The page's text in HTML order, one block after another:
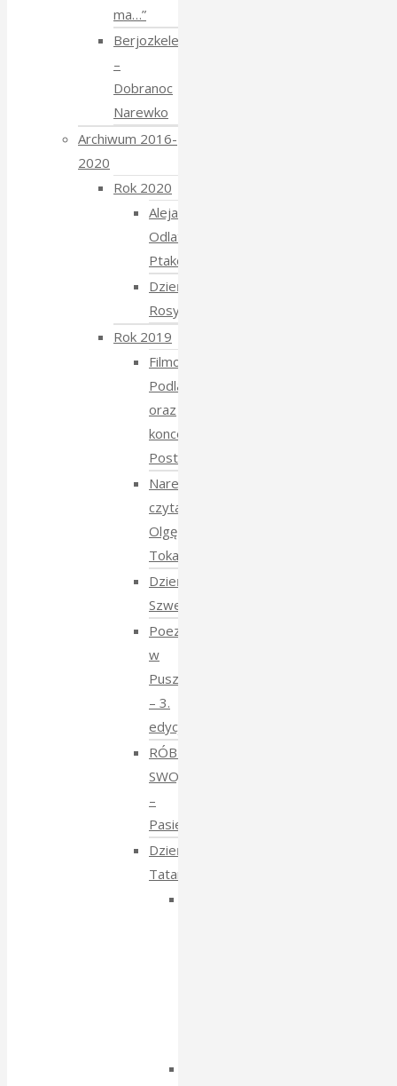
ma…”
Berjozkele
–
Dobranoc
Narewko
Archiwum 2016-
2020
Rok 2020
Aleja
Odlatujących
Ptaków
Dzień
Rosyjski
Rok 2019
Filmowe
Podlasie
oraz
koncert
Postmana
Narewka
czyta
Olgę
Tokarczuk
Dzień
Szwedzki
Poezja
w
Puszczy
– 3.
edycja
RÓBMY
SWOJE
–
Pasieki
Dzień
Tatarski